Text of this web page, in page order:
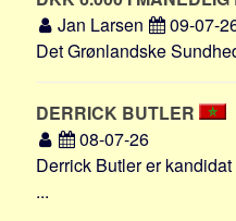
Jan Larsen
09-07-
Det Grønlandske
DERRICK BUTLER
08-07-26
Derrick Butler er
...